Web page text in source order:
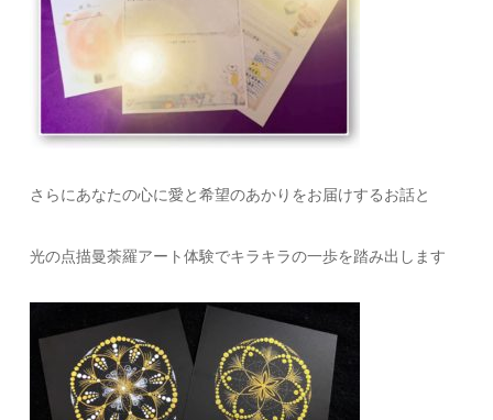
さらにあなたの心に愛と希望のあかりをお届けするお話と
光の点描曼荼羅アート体験でキラキラの一歩を踏み出します